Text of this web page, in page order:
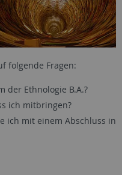
folgende Fragen:
der Ethnologie B.A.?
ich mitbringen?
ich mit einem Abschluss in